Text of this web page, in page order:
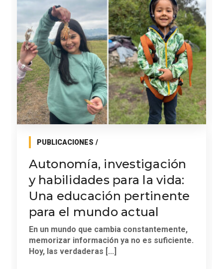
PUBLICACIONES
Autonomía, investigación
y habilidades para la vida:
Una educación pertinente
para el mundo actual
En un mundo que cambia constantemente,
memorizar información ya no es suficiente.
Hoy, las verdaderas [...]